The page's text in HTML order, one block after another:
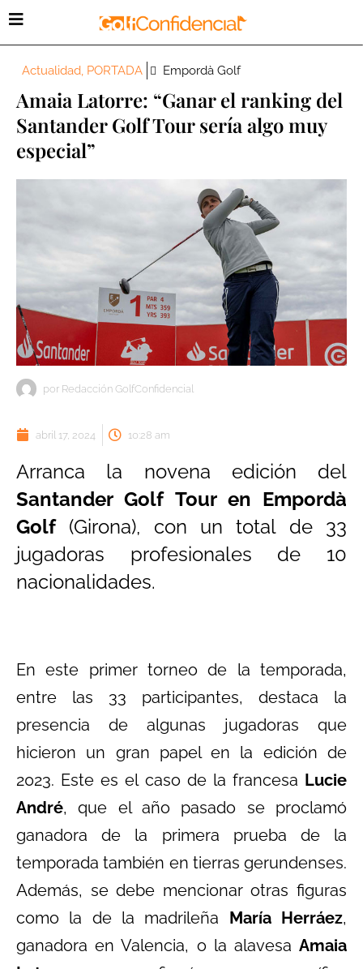
Actualidad, PORTADA Empordà Golf
Amaia Latorre: “Ganar el ranking del
Santander Golf Tour sería algo muy
especial”
por Redacción GolfConfidencial
abril 17, 2024 10:28 am
Arranca la novena edición del
Santander Golf Tour en Empordà
Golf(Girona), con un total de 33
jugadoras profesionales de 10
nacionalidades.
En este primer torneo de la temporada,
entre las 33 participantes, destaca la
presencia de algunas jugadoras que
hicieron un gran papel en la edición de
2023. Este es el caso de la francesa Lucie
André, que el año pasado se proclamó
ganadora de la primera prueba de la
temporada también en tierras gerundenses.
Además, se debe mencionar otras figuras
como la de la madrileña María Herráez,
ganadora en Valencia, o la alavesa Amaia